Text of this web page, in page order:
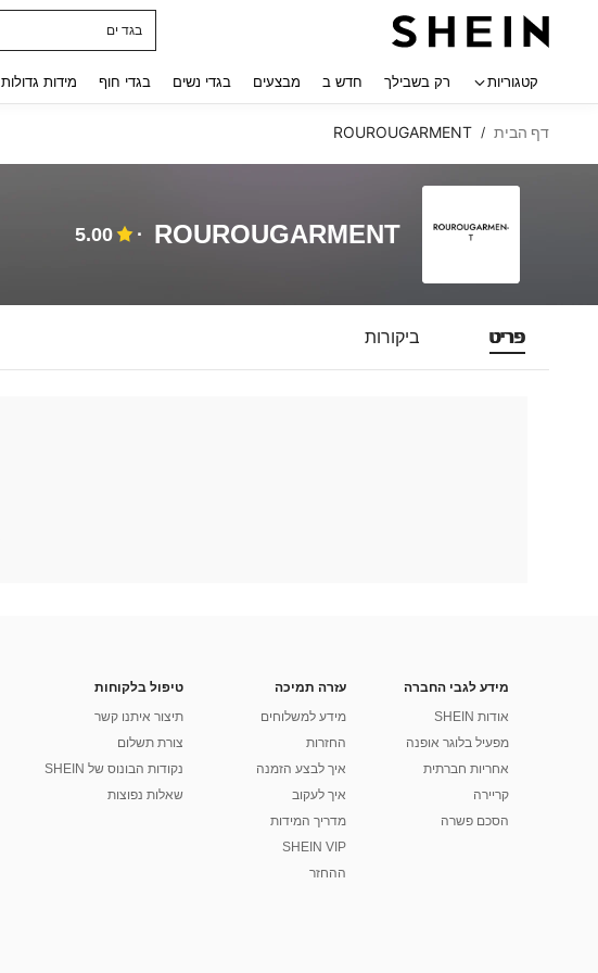
בגד ים
קטגוריות רק בשבילך חדש ב מבצעים בגדי נשים בגדי חוף מידות גדולות
דף הבית /
ROUROUGARMENT
ROUROUGARMENT
5.00
פריט ביקורות
מידע לגבי החברה
אודות SHEIN
מפעיל בלוגר אופנה
אחריות חברתית
קריירה
הסכם פשרה
עזרה תמיכה
מידע למשלוחים
החזרות
איך לבצע הזמנה
איך לעקוב
מדריך המידות
SHEIN VIP
ההחזר
טיפול בלקוחות
תיצור איתנו קשר
צורת תשלום
נקודות הבונוס של SHEIN
שאלות נפוצות